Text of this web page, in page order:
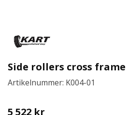
Side rollers cross frame
Artikelnummer: K004-01
5 522 kr